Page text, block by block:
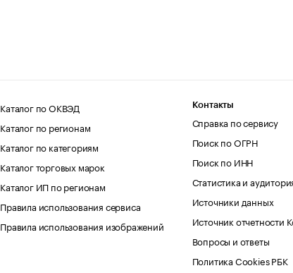
Каталог по ОКВЭД
Каталог по регионам
Каталог по категориям
Каталог торговых марок
Каталог ИП по регионам
Правила использования сервиса
Правила использования изображений
Контакты
Справка по сервису
Поиск по ОГРН
Поиск по ИНН
Статистика и
Источники данных
Источник отчетности
Вопросы и ответы
Политика Cookies РБК